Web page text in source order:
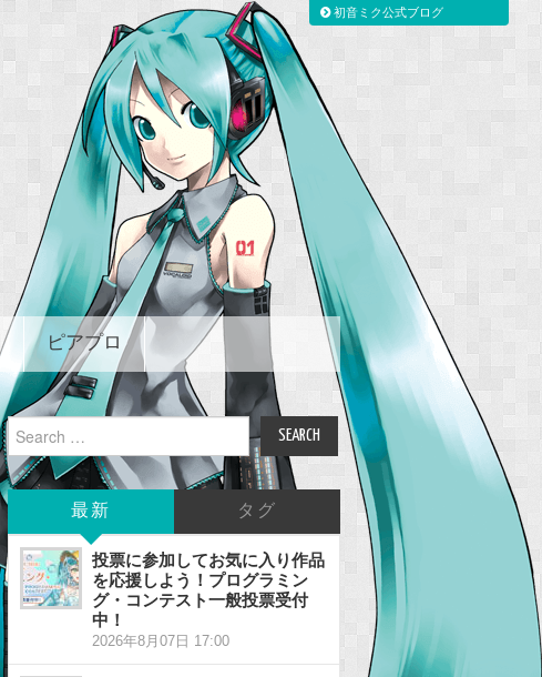
ピアプロ
Search
for:
最新 タグ
投票に参加してお気に入り作品
を応援しよう！プログラミン
グ・コンテスト一般投票受付
中！
2026年8月07日 17:00
初音ミク公式ブログ